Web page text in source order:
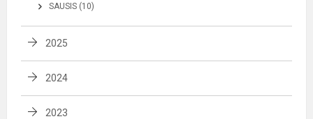
SAUSIS (10)
2025
2024
2023